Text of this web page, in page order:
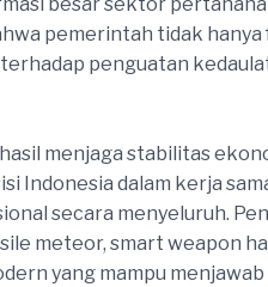
pemerintah tidak
penguatan
menjaga stabilitas
Indonesia dalam kerja
secara menyeluruh.
meteor, smart weapon
yang mampu